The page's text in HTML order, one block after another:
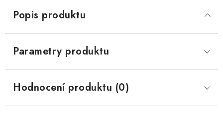
Popis produktu
Parametry produktu
Hodnocení produktu (0)